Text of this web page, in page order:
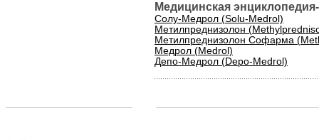
Медицинская
Солу-Медрол (Solu-Medrol)
Метилпреднизолон
Метилпреднизолон Софарма
Медрол (Medrol)
Депо-Медрол (Depo-Medrol)